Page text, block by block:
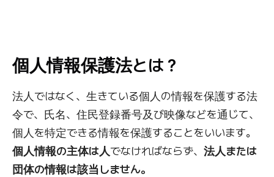
個人情報保護法とは？
法人ではなく、生きている個人の情報を保護する法
令で、氏名、住民登録番号及び映像などを通じて、
個人を特定できる情報を保護することをいいます。
個人情報の主体は人でなければならず、 法人または
団体の情報は該当しません。